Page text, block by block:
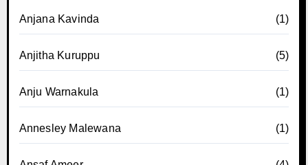
Anjana Kavinda (1)
Anjitha Kuruppu (5)
Anju Warnakula (1)
Annesley Malewana (1)